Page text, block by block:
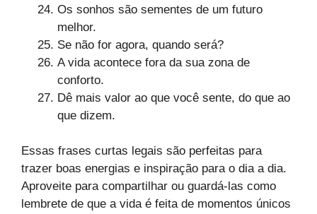
Os sonhos são sementes de um futuro
melhor.
Se não for agora, quando será?
A vida acontece fora da sua zona de
conforto.
Dê mais valor ao que você sente, do que ao
que dizem.
Essas frases curtas legais são perfeitas para
trazer boas energias e inspiração para o dia a dia.
Aproveite para compartilhar ou guardá-las como
lembrete de que a vida é feita de momentos únicos